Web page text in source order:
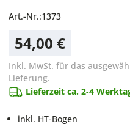
Art.-Nr.:1373
54,00 €
Inkl. MwSt. für das
Lieferung.
Lieferzeit ca. 2-4
inkl. HT-Bogen